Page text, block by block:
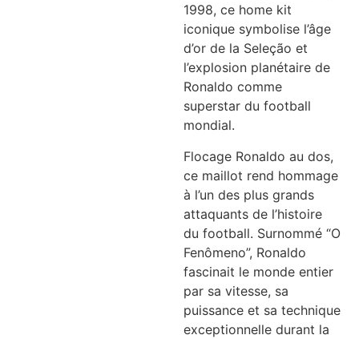
1998, ce home kit
iconique symbolise l’âge
d’or de la Seleção et
l’explosion planétaire de
Ronaldo comme
superstar du football
mondial.
Flocage Ronaldo au dos,
ce maillot rend hommage
à l’un des plus grands
attaquants de l’histoire
du football. Surnommé “O
Fenômeno”, Ronaldo
fascinait le monde entier
par sa vitesse, sa
puissance et sa technique
exceptionnelle durant la